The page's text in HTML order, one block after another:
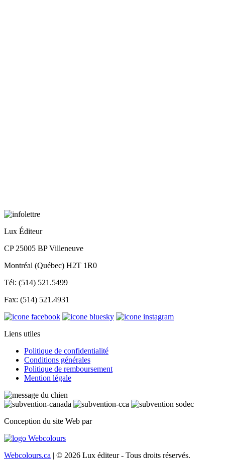
Lux Éditeur
CP 25005 BP Villeneuve
Montréal (Québec) H2T 1R0
Tél: (514) 521.5499
Fax: (514) 521.4931
Liens utiles
Politique de confidentialité
Conditions générales
Politique de remboursement
Mention légale
Conception du site Web par
Webcolours.ca | © 2026 Lux éditeur - Tous droits réservés.